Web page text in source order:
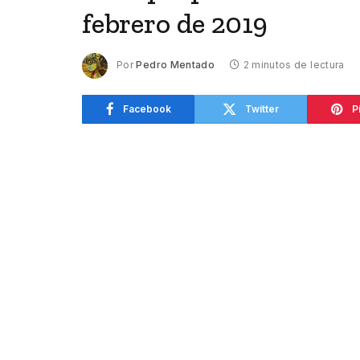
febrero de 2019
Por Pedro Mentado 2 minutos de lectura
Facebook Twitter